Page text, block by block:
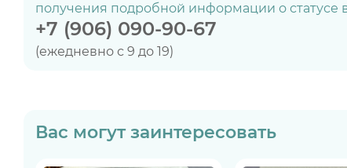
получения подробной информации о статусе
+7 (906) 090-90-67
(ежедневно с 9 до 19)
Вас могут заинтересовать